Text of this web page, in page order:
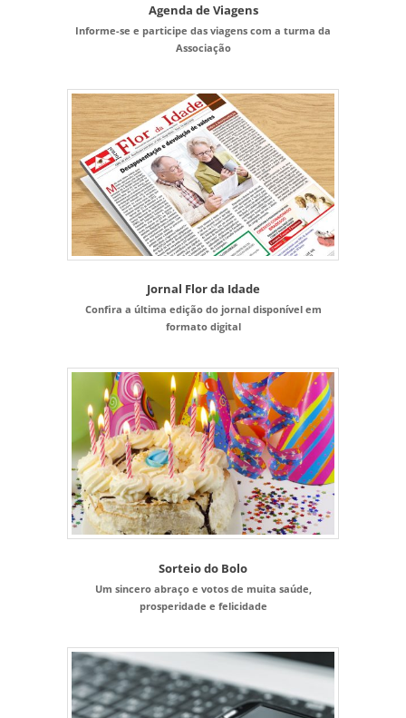
Agenda de Viagens
Informe-se e participe das viagens com a turma da
Associação
Jornal Flor da Idade
Confira a última edição do jornal disponível em
formato digital
Sorteio do Bolo
Um sincero abraço e votos de muita saúde,
prosperidade e felicidade